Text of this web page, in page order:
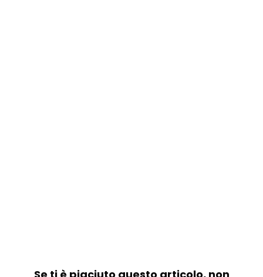
Se ti è piaciuto questo articolo, non